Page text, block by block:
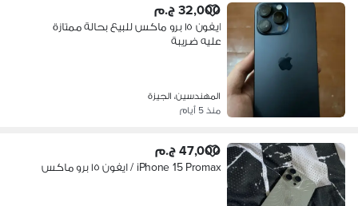
32,000 ج.م
ايفون ١٥ برو ماكس للبيع بحالة ممتازة
عليه ضريبة
المهندسين، الجيزة
منذ 5 أيام
47,000 ج.م
iPhone 15 Promax / ايفون ١٥ برو ماكس